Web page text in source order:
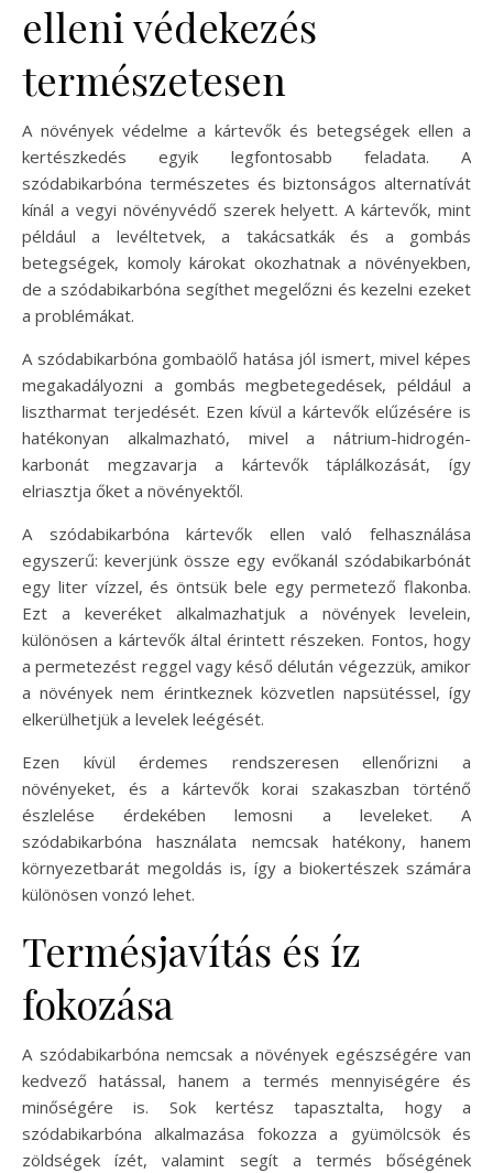
elleni védekezés
természetesen
A növények védelme a kártevők és betegségek ellen a
kertészkedés egyik legfontosabb feladata. A
szódabikarbóna természetes és biztonságos alternatívát
kínál a vegyi növényvédő szerek helyett. A kártevők, mint
például a levéltetvek, a takácsatkák és a gombás
betegségek, komoly károkat okozhatnak a növényekben,
de a szódabikarbóna segíthet megelőzni és kezelni ezeket
a problémákat.
A szódabikarbóna gombaölő hatása jól ismert, mivel képes
megakadályozni a gombás megbetegedések, például a
lisztharmat terjedését. Ezen kívül a kártevők elűzésére is
hatékonyan alkalmazható, mivel a nátrium-hidrogén-
karbonát megzavarja a kártevők táplálkozását, így
elriasztja őket a növényektől.
A szódabikarbóna kártevők ellen való felhasználása
egyszerű: keverjünk össze egy evőkanál szódabikarbónát
egy liter vízzel, és öntsük bele egy permetező flakonba.
Ezt a keveréket alkalmazhatjuk a növények levelein,
különösen a kártevők által érintett részeken. Fontos, hogy
a permetezést reggel vagy késő délután végezzük, amikor
a növények nem érintkeznek közvetlen napsütéssel, így
elkerülhetjük a levelek leégését.
Ezen kívül érdemes rendszeresen ellenőrizni a
növényeket, és a kártevők korai szakaszban történő
észlelése érdekében lemosni a leveleket. A
szódabikarbóna használata nemcsak hatékony, hanem
környezetbarát megoldás is, így a biokertészek számára
különösen vonzó lehet.
Termésjavítás és íz
fokozása
A szódabikarbóna nemcsak a növények egészségére van
kedvező hatással, hanem a termés mennyiségére és
minőségére is. Sok kertész tapasztalta, hogy a
szódabikarbóna alkalmazása fokozza a gyümölcsök és
zöldségek ízét, valamint segít a termés bőségének